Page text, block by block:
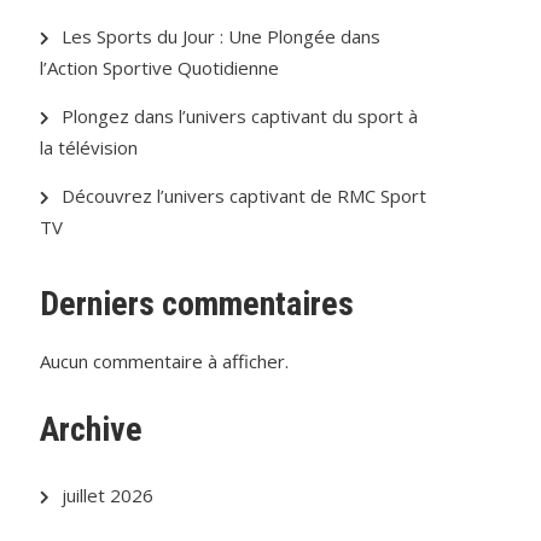
Les Sports du Jour : Une Plongée dans
l’Action Sportive Quotidienne
Plongez dans l’univers captivant du sport à
la télévision
Découvrez l’univers captivant de RMC Sport
TV
Derniers commentaires
Aucun commentaire à afficher.
Archive
juillet 2026